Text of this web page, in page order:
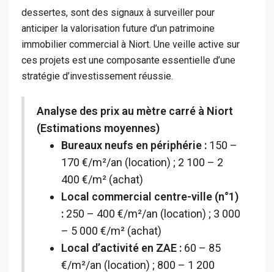
dessertes, sont des signaux à surveiller pour
anticiper la valorisation future d’un patrimoine
immobilier commercial à Niort. Une veille active sur
ces projets est une composante essentielle d’une
stratégie d’investissement réussie.
Analyse des prix au mètre carré à Niort
(Estimations moyennes)
Bureaux neufs en périphérie : 150 –
170 €/m²/an (location) ; 2 100 – 2
400 €/m² (achat)
Local commercial centre-ville (n°1)
: 250 – 400 €/m²/an (location) ; 3 000
– 5 000 €/m² (achat)
Local d’activité en ZAE : 60 – 85
€/m²/an (location) ; 800 – 1 200